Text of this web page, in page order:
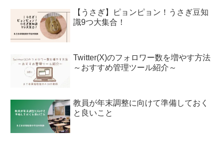
【うさぎ】ピョンピョン！うさぎ豆知
識9つ大集合！
Twitter(X)のフォロワー数を増やす方法
～おすすめ管理ツール紹介～
教員が年末調整に向けて準備しておく
と良いこと